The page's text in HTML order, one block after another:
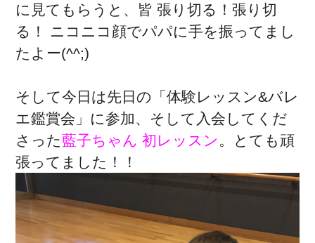
に見てもらうと、皆 張り切る！張り切
る！ ニコニコ顔でパパに手を振ってまし
たよー(^^;)
そして今日は先日の「体験レッスン&バレ
エ鑑賞会」に参加、そして入会してくだ
さった藍子ちゃん 初レッスン 。とても頑
張ってました！！